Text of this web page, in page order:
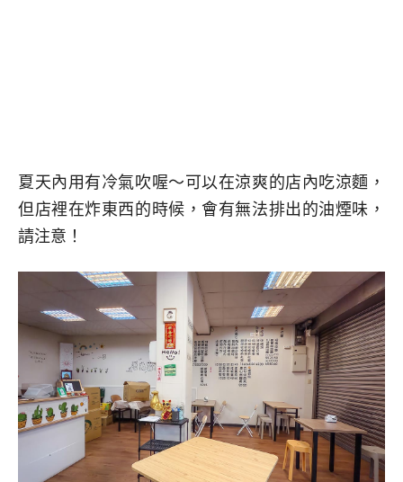
夏天內用有冷氣吹喔～可以在涼爽的店內吃涼麵，
但店裡在炸東西的時候，會有無法排出的油煙味，
請注意！